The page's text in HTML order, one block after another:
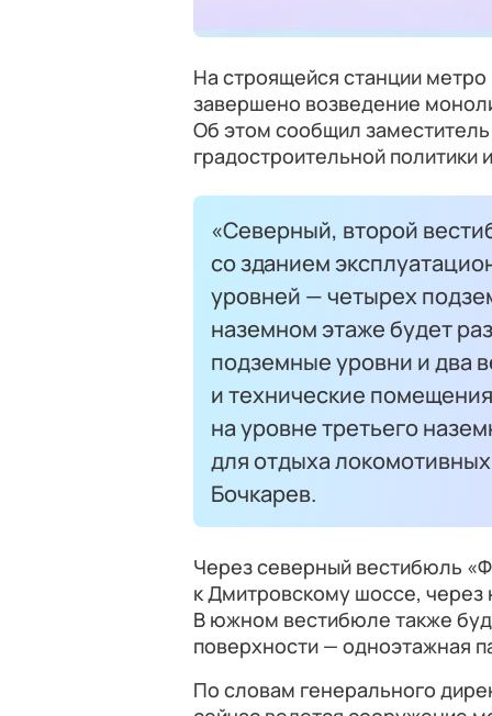
На строящейся станции
завершено возведение
Об этом сообщил
градостроительной политики
«Северный, второй
со зданием
уровней — четырех
наземном этаже будет
подземные уровни и два
и технические
на уровне третьего
для отдыха
Бочкарев.
Через северный вестибюль
к Дмитровскому шоссе,
В южном вестибюле также
поверхности — одноэтажная
По словам генерального